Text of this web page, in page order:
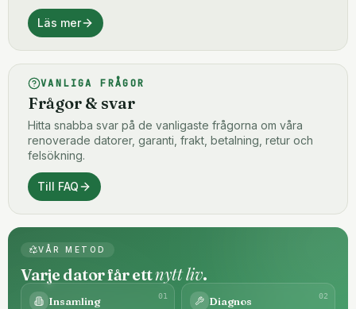
Läs mer
VANLIGA FRÅGOR
Frågor & svar
Hitta snabba svar på de vanligaste frågorna om våra
renoverade datorer, garanti, frakt, betalning, retur och
felsökning.
Till FAQ
VÅR METOD
Varje dator får ettnytt liv.
01
Insamling 02
Diagnos